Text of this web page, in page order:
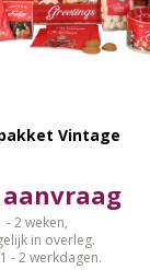
Vintage
- 2 weken,
in overleg.
- 2 werkdagen.